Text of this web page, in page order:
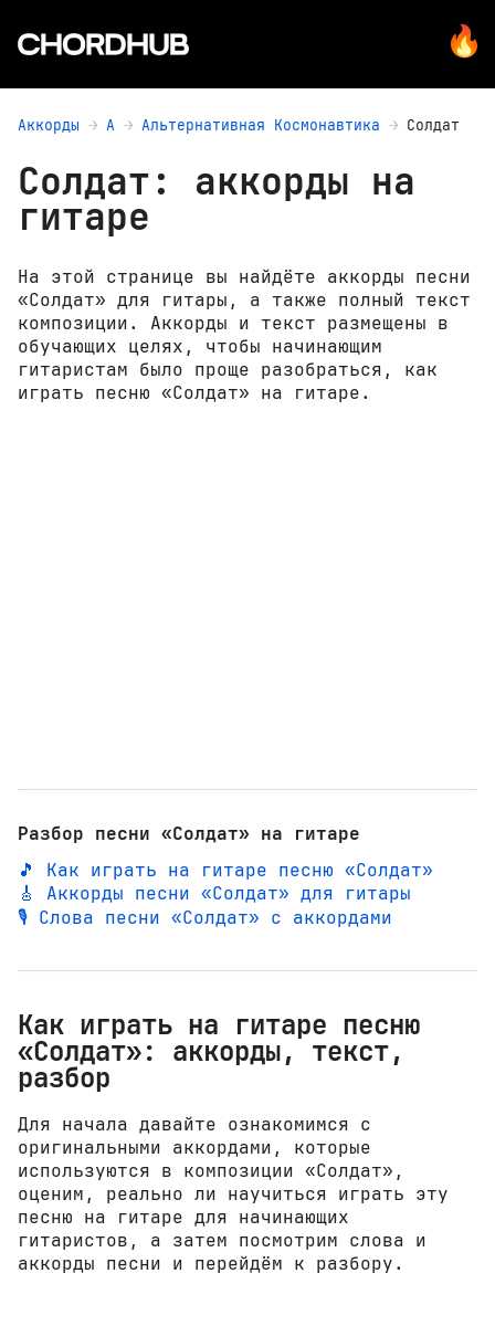
Аккорды А Альтернативная Космонавтика Солдат
Солдат: аккорды на
гитаре
На этой странице вы найдёте аккорды песни
«Солдат» для гитары, а также полный текст
композиции. Аккорды и текст размещены в
обучающих целях, чтобы начинающим
гитаристам было проще разобраться, как
играть песню «Солдат» на гитаре.
Разбор песни «Солдат» на гитаре
🎵 Как играть на гитаре песню «Солдат»
🎸 Аккорды песни «Солдат» для гитары
🎙️ Слова песни «Солдат» с аккордами
Как играть на гитаре песню
«Солдат»: аккорды, текст,
разбор
Для начала давайте ознакомимся с
оригинальными аккордами, которые
используются в композиции «Солдат»,
оценим, реально ли научиться играть эту
песню на гитаре для начинающих
гитаристов, а затем посмотрим слова и
аккорды песни и перейдём к разбору.